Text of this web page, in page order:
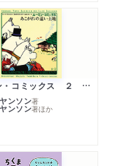
ムーミン・コミックス ２ あこがれの遠い土地
ンソン著
ンソン著ほか